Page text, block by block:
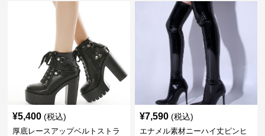
¥5,400 (税込)
厚底レースアップベルトストラ
¥7,590 (税込)
エナメル素材ニーハイ丈ピンヒ